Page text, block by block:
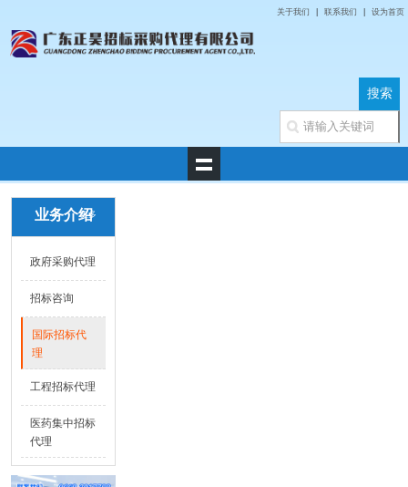
关于我们 联系我们 设为首页
业务介绍
更多
政府采购代理
招标咨询
国际招标代
理
工程招标代理
医药集中招标
代理